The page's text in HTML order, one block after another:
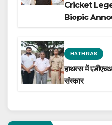
Cricket
Biopic
HATHRAS
हाथरस में
संस्कार